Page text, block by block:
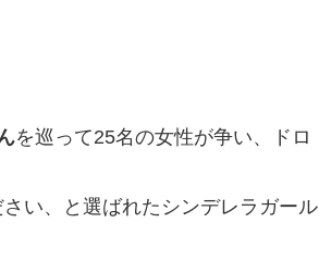
を巡って25名の女性が争い、ドロ
い、と選ばれたシンデレラガール